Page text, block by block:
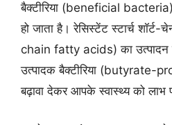
बैक्टीरिया (beneficial bacteria)
हो जाता है। रेसिस्टेंट स्टार्च
chain fatty acids) का उत्पादन
उत्पादक बैक्टीरिया (butyrate-
बढ़ावा देकर आपके स्वास्थ्य को लाभ